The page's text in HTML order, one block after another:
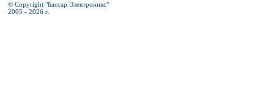
© Copyright "Бассар Электроникс"
2005 - 2026 г.